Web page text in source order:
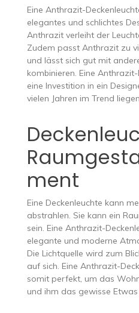
Eine Anthrazit-
elegantes und schlichtes
Anthrazit verleiht der
Zudem passt Anthrazit zu
und lässt sich gut mit
kombinieren. Eine
eine Investition in ein
vielen Jahren im Trend
ment
Eine Deckenleuchte kann
abstrahlen. Sie kann ein
sein. Eine Anthrazit-
elegante und moderne
Die Lichtquelle wird zum
auf sich. Eine Anthrazit-
somit perfekt, um das
und ihm das gewisse Etwas